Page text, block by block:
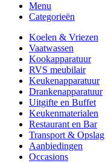
Menu
Categorieën
Koelen & Vriezen
Vaatwassen
Kookapparatuur
RVS meubilair
Keukenapparatuur
Drankenapparatuur
Uitgifte en Buffet
Keukenmaterialen
Restaurant en Bar
Transport & Opslag
Aanbiedingen
Occasions